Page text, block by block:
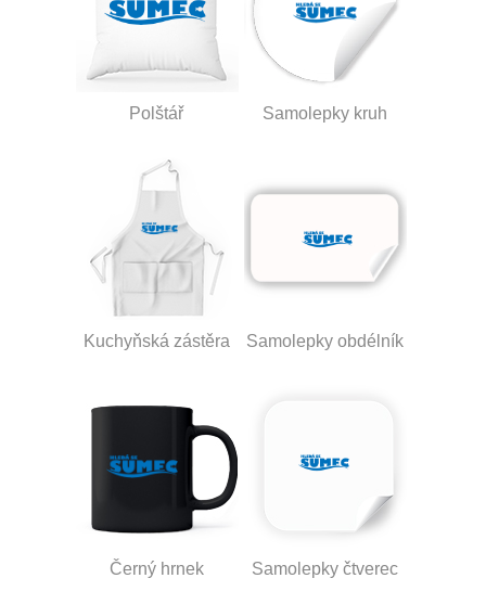
Polštář Samolepky kruh
Kuchyňská zástěra Samolepky obdélník
Černý hrnek Samolepky čtverec